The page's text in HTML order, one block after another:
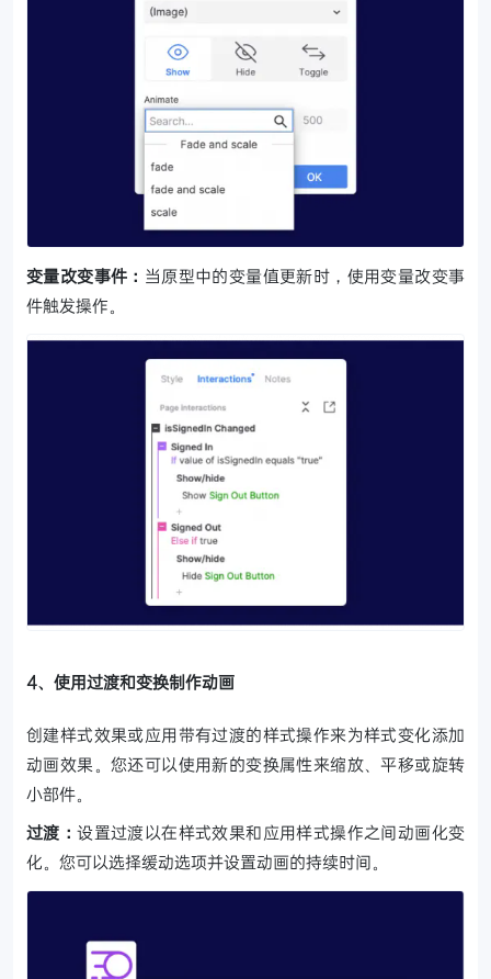
变量改变事件： 当原型中的变量值更新时，使用变量改变事
件触发操作。
4、使用过渡和变换制作动画
创建样式效果或应用带有过渡的样式操作来为样式变化添加
动画效果。您还可以使用新的变换属性来缩放、平移或旋转
小部件。
过渡：设置过渡以在样式效果和应用样式操作之间动画化变
化。您可以选择缓动选项并设置动画的持续时间。